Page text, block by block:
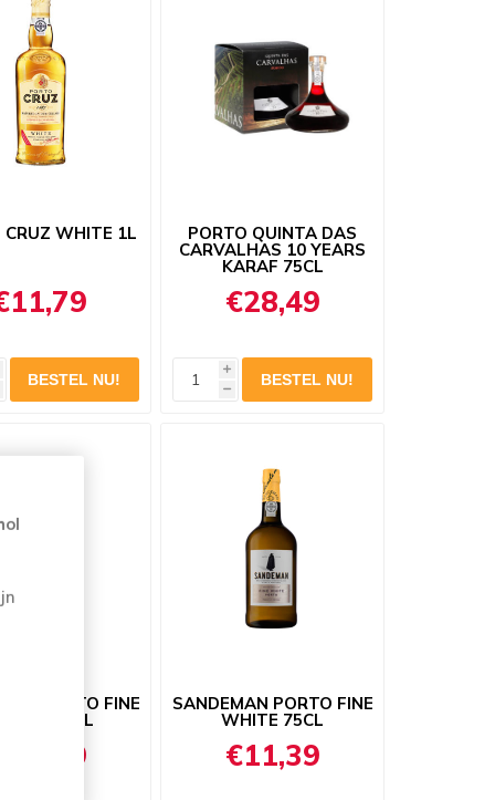
CRUZ WHITE 1L PORTO QUINTA DAS
CARVALHAS 10 YEARS
KARAF 75CL
€28,49
i
h
PORTO FINE
75CL
SANDEMAN PORTO FINE
WHITE 75CL
€11,39